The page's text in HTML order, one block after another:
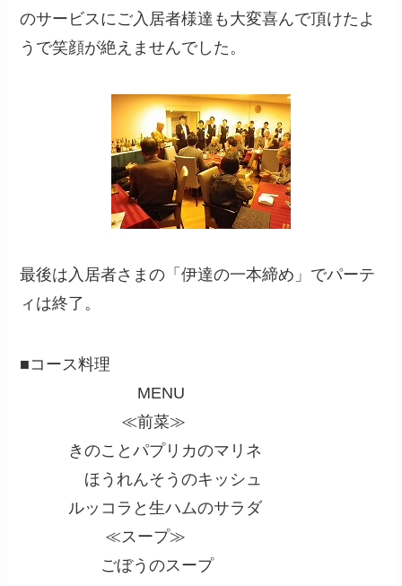
のサービスにご入居者様達も大変喜んで頂けたよ
うで笑顔が絶えませんでした。
最後は入居者さまの「伊達の一本締め」でパーテ
ィは終了。
■コース料理
MENU
≪前菜≫
きのことパプリカのマリネ
ほうれんそうのキッシュ
ルッコラと生ハムのサラダ
≪スープ≫
ごぼうのスープ